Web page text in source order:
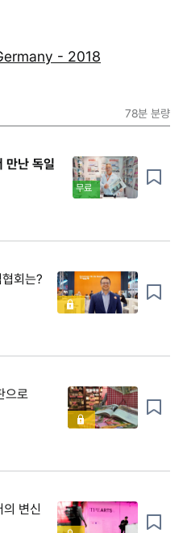
- 2018
78분 분량
만난 독일
무료
회는?
으로
변신